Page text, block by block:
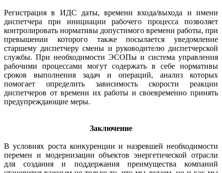
Регистрация в ИДС даты, времени входа/выхода и имени
диспетчера при инициации рабочего процесса позволяет
контролировать нормативы допустимого времени работы, при
превышении которого также посылается уведомление
старшему диспетчеру смены и руководителю диспетчерской
службы. При необходимости ЭСОПы и система управления
рабочими процессами могут содержать в себе нормативы
сроков выполнения задач и операций, анализ которых
помогает определить зависимость скорости реакции
диспетчеров от времени их работы и своевременно принять
предупреждающие меры.
Заключение
В условиях роста конкуренции и назревшей необходимости
перемен и модернизации объектов энергетической отрасли
для создания и поддержания преимущества компаний